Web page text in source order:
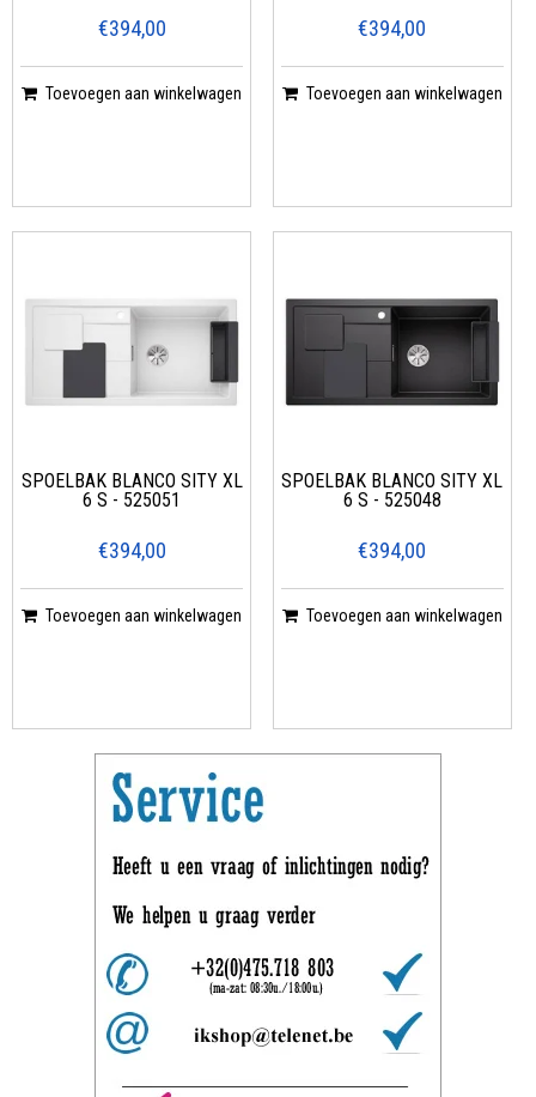
€394,00
Toevoegen aan winkelwagen
€394,00
Toevoegen aan winkelwagen
SPOELBAK BLANCO SITY XL
6 S - 525051
€394,00
Toevoegen aan winkelwagen
SPOELBAK BLANCO SITY XL
6 S - 525048
€394,00
Toevoegen aan winkelwagen